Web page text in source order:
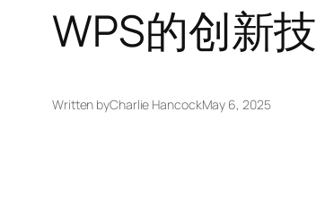
WPS的创新
Written byCharlie HancockMay 6, 2025